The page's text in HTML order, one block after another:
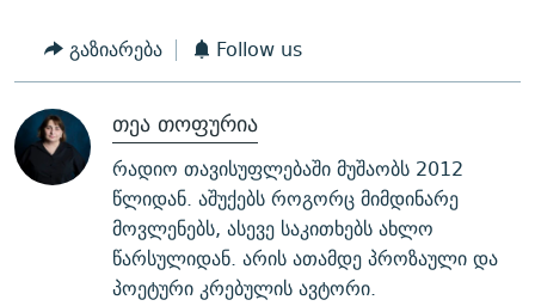
გაზიარება Follow us
თეა თოფურია
რადიო თავისუფლებაში მუშაობს 2012
წლიდან. აშუქებს როგორც მიმდინარე
მოვლენებს, ასევე საკითხებს ახლო
წარსულიდან. არის ათამდე პროზაული და
პოეტური კრებულის ავტორი.